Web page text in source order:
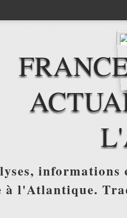
informations
à l'Atlantique.